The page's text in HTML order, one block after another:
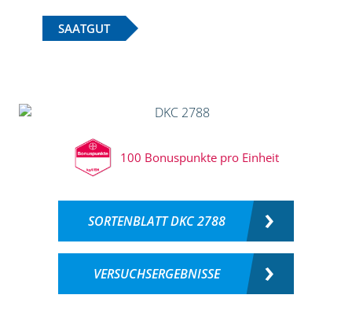
SAATGUT
100 Bonuspunkte pro Einheit
SORTENBLATT DKC 2788
VERSUCHSERGEBNISSE